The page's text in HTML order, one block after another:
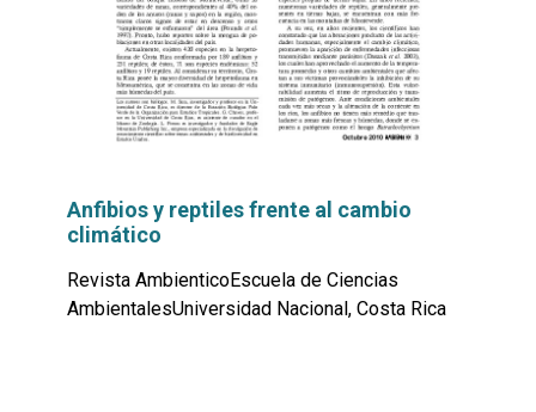
Anfibios y reptiles frente al cambio
climático
Revista AmbienticoEscuela de Ciencias
AmbientalesUniversidad Nacional, Costa Rica